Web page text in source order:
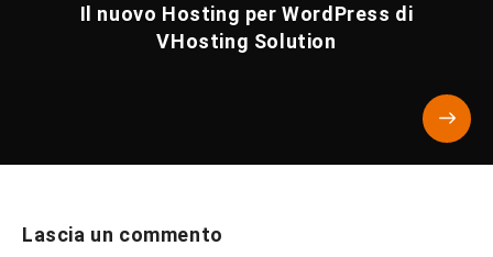
Il nuovo Hosting per WordPress di
VHosting Solution
Lascia un commento